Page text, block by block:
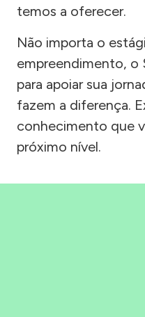
temos a oferecer.
Não importa o
empreendimento, o
para apoiar sua
fazem a diferença.
conhecimento que
próximo nível.